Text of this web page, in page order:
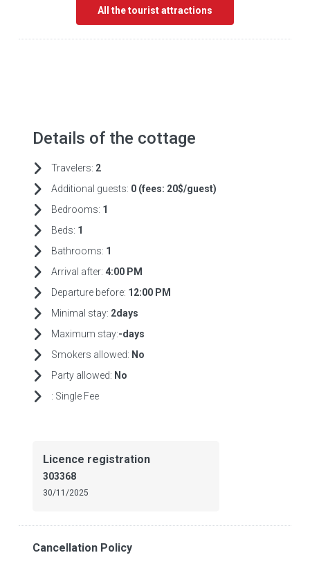
All the tourist attractions
Details of the cottage
Travelers: 2
Additional guests: 0 (fees: 20$/guest)
Bedrooms: 1
Beds: 1
Bathrooms: 1
Arrival after: 4:00 PM
Departure before: 12:00 PM
Minimal stay: 2days
Maximum stay:-days
Smokers allowed: No
Party allowed: No
: Single Fee
Licence registration
303368
30/11/2025
Cancellation Policy